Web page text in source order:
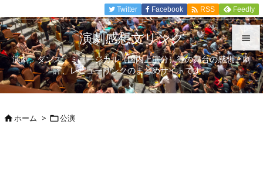


メニュ

Twitter Facebook  RSS Feedly
演劇感想文リンク
演劇、ダンス、ミュージカル（国内上演分）等の舞台の感想、劇
評、レビューリンクのまとめサイトです。
ホーム > 公演